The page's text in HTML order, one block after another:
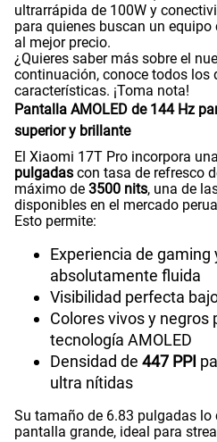
Paga solo
Ver menos
ultrarrápida de 100W y
para quienes buscan un
al mejor precio.
¿Quieres saber más sobre el
continuación, conoce todos los
características. ¡Toma nota!
Pantalla AMOLED de 144 Hz
superior y brillante
El Xiaomi 17T Pro incorpora una
pulgadas con tasa de refresco
máximo de 3500 nits, una de
disponibles en el mercado
Esto permite:
Experiencia de gaming
absolutamente fluida
Visibilidad perfecta
Colores vivos y negros
tecnología AMOLED
Densidad de 447 PPI
ultra nítidas
Su tamaño de 6.83 pulgadas lo
pantalla grande, ideal para